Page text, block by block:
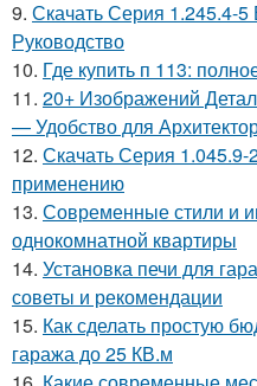
9. Скачать Серия 1.245.4-
Руководство
10. Где купить п 113:
11. 20+ Изображений
— Удобство для
12. Скачать Серия 1.045.9-
применению
13. Современные стили и
однокомнатной квартиры
14. Установка печи для
советы и рекомендации
15. Как сделать простую
гаража до 25 КВ.м